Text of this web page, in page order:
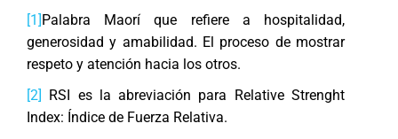
[1]Palabra Maorí que refiere a hospitalidad,
generosidad y amabilidad. El proceso de mostrar
respeto y atención hacia los otros.
[2] RSI es la abreviación para Relative Strenght
Index: Índice de Fuerza Relativa.